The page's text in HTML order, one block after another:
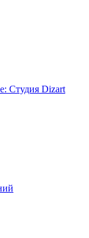
Студия Dizart